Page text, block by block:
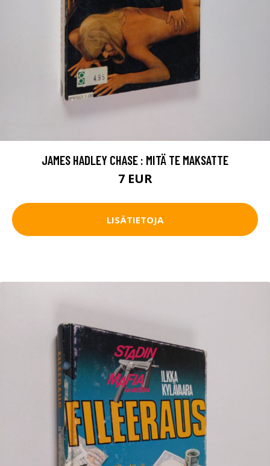
JAMES HADLEY CHASE : MITÄ TE MAKSATTE
7 EUR
LISÄTIETOJA